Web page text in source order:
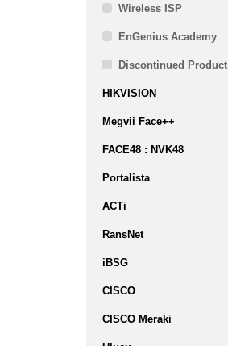
Wireless ISP
EnGenius Academy
Discontinued Product
HIKVISION
Megvii Face++
FACE48 : NVK48
Portalista
ACTi
RansNet
iBSG
CISCO
CISCO Meraki